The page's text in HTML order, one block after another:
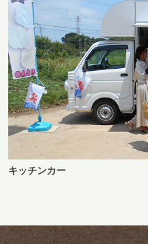
キッチンカー